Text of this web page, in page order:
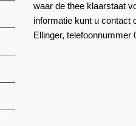
waar de thee klaarstaat
informatie kunt u contact
Ellinger, telefoonnummer